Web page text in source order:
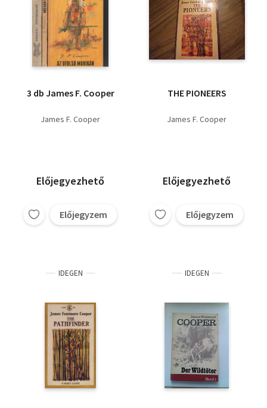
3 db James F. Cooper
James F. Cooper
Előjegyezhető
Előjegyzem
THE PIONEERS
James F. Cooper
Előjegyezhető
Előjegyzem
IDEGEN IDEGEN